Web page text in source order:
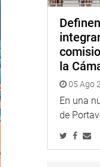
la
05 Ago
En una
de